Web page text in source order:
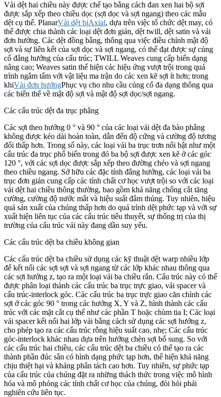
Vải dệt hai chiều này được chế tạo bằng cách đan xen hai bộ sợi
được sắp xếp theo chiều dọc (sợi dọc và sợi ngang) theo các mẫu
dệt cụ thể. PlanarVải dệt biAxial, dựa trên việc tổ chức dệt may, có
thể được chia thành các loại dệt đơn giản, dệt twill, dệt satin và vải
đơn hướng. Các dệt đồng bằng, thông qua việc điều chỉnh mật độ
sợi và sự liên kết của sợi dọc và sợi ngang, có thể đạt được sự củng
cố đẳng hướng của cấu trúc; TWILL Weaves cung cấp biến dạng
nâng cao; Weaves satin thể hiện các hiệu ứng vượt trội trong quá
trình ngâm tẩm với vật liệu ma trận do các xen kẽ sợi ít hơn; trong
khiVải đơn hướngPhục vụ cho nhu cầu củng cố đa dạng thông qua
các biến thể về mật độ sợi và mật độ sợi dọc/sợi ngang.
Các cấu trúc dệt đa trục phẳng
Các sợi theo hướng 0 ° và 90 ° của các loại vải dệt đa bào phẳng
không được kéo dài hoàn toàn, dẫn đến độ cứng và cường độ tương
đối thấp hơn. Trong số này, các loại vải ba trục trơn nổi bật như một
cấu trúc đa trục phổ biến trong đó ba bộ sợi được xen kẽ ở các góc
120 °, với các sợi dọc được sắp xếp theo đường chéo và sợi ngang
theo chiều ngang. Sở hữu các đặc tính đẳng hướng, các loại vải ba
trục đơn giản cung cấp các tính chất cơ học vượt trội so với các loại
vải dệt hai chiều thông thường, bao gồm khả năng chống cắt tăng
cường, cường độ nước mắt và hiệu suất đâm thủng. Tuy nhiên, hiệu
quả sản xuất của chúng thấp hơn do quá trình dệt phức tạp và với sự
xuất hiện liên tục của các cấu trúc tiểu thuyết, sự thống trị của thị
trường của cấu trúc vải này đang dần suy yếu.
Các cấu trúc dệt ba chiều không gian
Các cấu trúc dệt ba chiều sử dụng các kỹ thuật dệt warp nhiều lớp
để kết nối các sợi sợi và sợi ngang từ các lớp khác nhau thông qua
các sợi hướng z, tạo ra một loại vải ba chiều rắn. Cấu trúc này có thể
được phân loại thành các cấu trúc ba trục trực giao, vải spacer và
cấu trúc-interlock góc. Các cấu trúc ba trục trực giao căn chỉnh các
sợi ở các góc 90 ° trong các hướng X, Y và Z, hình thành các cấu
trúc với các mặt cắt cụ thể như các phần T hoặc chùm tia I; Các loại
vải spacer kết nối hai lớp vải bằng cách sử dụng các sợi hướng z,
cho phép tạo ra các cấu trúc rỗng hiệu suất cao, nhẹ; Các cấu trúc
góc-interlock khác nhau dựa trên hướng chèn sợi bổ sung. So với
các cấu trúc hai chiều, các cấu trúc dệt ba chiều có thể tạo ra các
thành phần đúc sẵn có hình dạng phức tạp hơn, thể hiện khả năng
chịu thiệt hại và kháng phân tách cao hơn. Tuy nhiên, sự phức tạp
của cấu trúc của chúng đặt ra những thách thức trong việc mô hình
hóa và mô phỏng các tính chất cơ học của chúng, đòi hỏi phải
nghiên cứu liên tục.